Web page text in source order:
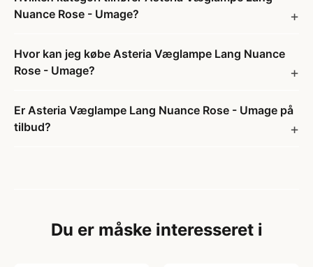
Nuance Rose - Umage?
Hvor kan jeg købe Asteria Væglampe Lang Nuance
Rose - Umage?
Er Asteria Væglampe Lang Nuance Rose - Umage på
tilbud?
Du er måske interesseret i